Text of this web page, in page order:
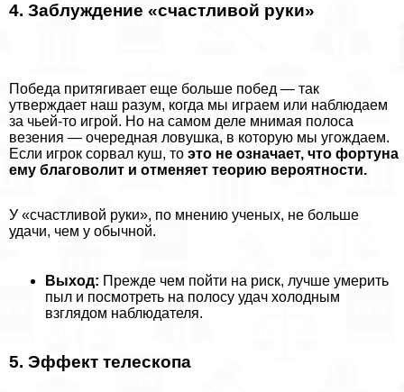
4. Заблуждение «счастливой руки»
Победа притягивает еще больше побед — так
утверждает наш разум, когда мы играем или наблюдаем
за чьей-то игрой. Но на самом деле мнимая полоса
везения — очередная ловушка, в которую мы угождаем.
Если игрок сорвал куш, то это не означает, что фортуна
ему благоволит и отменяет теорию вероятности.
У «счастливой руки», по мнению ученых, не больше
удачи, чем у обычной.
Выход: Прежде чем пойти на риск, лучше умерить
пыл и посмотреть на полосу удач холодным
взглядом наблюдателя.
5. Эффект телескопа